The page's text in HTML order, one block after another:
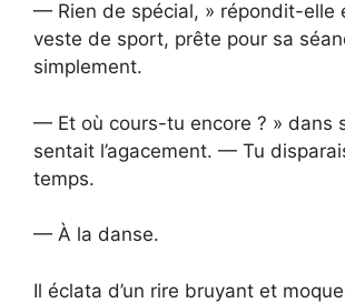
— Rien de spécial, » répondit-elle
veste de sport, prête pour sa
simplement.
— Et où cours-tu encore ? » dans
sentait l’agacement. — Tu
temps.
— À la danse.
Il éclata d’un rire bruyant et